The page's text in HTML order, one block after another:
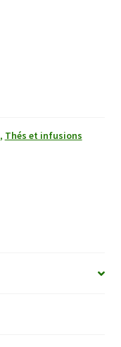
, Thés et infusions